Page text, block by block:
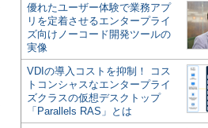
優れたユーザー体験で業務アプ
リを定着させるエンタープライ
ズ向けノーコード開発ツールの
実像
VDIの導入コストを抑制！ コス
トコンシャスなエンタープライ
ズクラスの仮想デスクトップ
「Parallels RAS」とは